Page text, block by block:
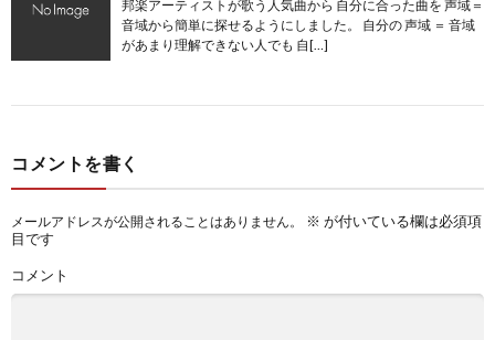
邦楽アーティストが歌う人気曲から 自分に合った曲を 声域＝
音域から簡単に探せるようにしました。 自分の 声域 ＝ 音域
があまり理解できない人でも 自[…]
コメントを書く
メールアドレスが公開されることはありません。 ※ が付いている欄は必須項
目です
コメント